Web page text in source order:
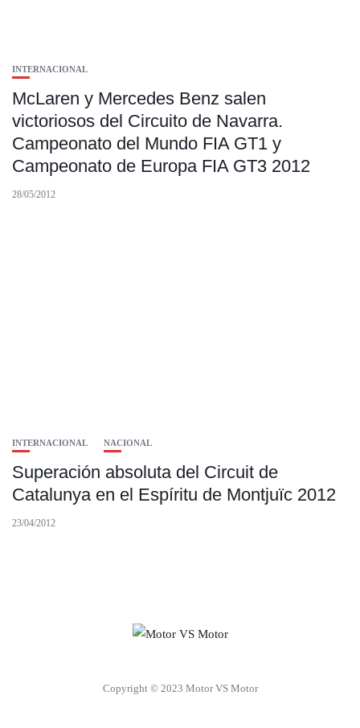
INTERNACIONAL
McLaren y Mercedes Benz salen
victoriosos del Circuito de Navarra.
Campeonato del Mundo FIA GT1 y
Campeonato de Europa FIA GT3 2012
28/05/2012
INTERNACIONAL NACIONAL
Superación absoluta del Circuit de
Catalunya en el Espíritu de Montjuïc 2012
23/04/2012
Copyright © 2023 Motor VS Motor